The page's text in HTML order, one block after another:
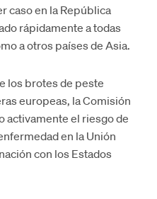
caso en la República
rápidamente a todas
a otros países de Asia.
los brotes de peste
europeas, la Comisión
activamente el riesgo de
en la Unión
con los Estados